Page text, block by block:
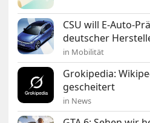
CSU will E-Auto-
deutscher
in Mobilität
Grokipedia:
gescheitert
in News